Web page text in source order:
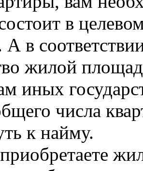
в
А в
жилой
иных
числа
к найму.